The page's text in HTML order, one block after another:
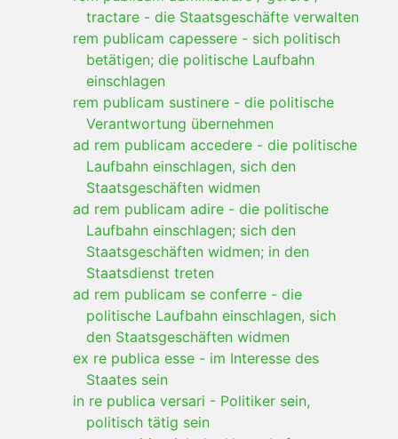
tractare - die Staatsgeschäfte verwalten
rem publicam capessere - sich politisch
betätigen; die politische Laufbahn
einschlagen
rem publicam sustinere - die politische
Verantwortung übernehmen
ad rem publicam accedere - die politische
Laufbahn einschlagen, sich den
Staatsgeschäften widmen
ad rem publicam adire - die politische
Laufbahn einschlagen; sich den
Staatsgeschäften widmen; in den
Staatsdienst treten
ad rem publicam se conferre - die
politische Laufbahn einschlagen, sich
den Staatsgeschäften widmen
ex re publica esse - im Interesse des
Staates sein
in re publica versari - Politiker sein,
politisch tätig sein